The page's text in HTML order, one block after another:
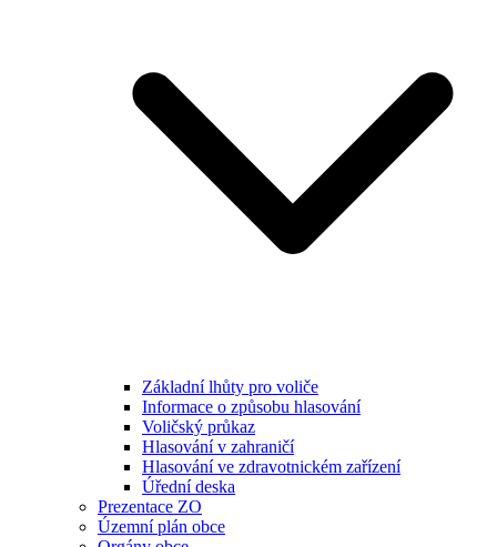
Základní lhůty pro voliče
Informace o způsobu hlasování
Voličský průkaz
Hlasování v zahraničí
Hlasování ve zdravotnickém zařízení
Úřední deska
Prezentace ZO
Územní plán obce